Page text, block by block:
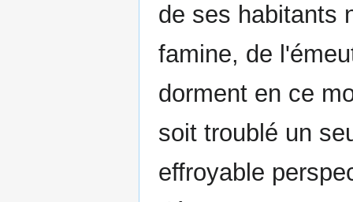
de ses habitants
famine, de
dorment en ce
soit troublé un
effroyable